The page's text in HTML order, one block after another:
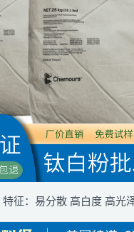
征：易分散 高白度 高光